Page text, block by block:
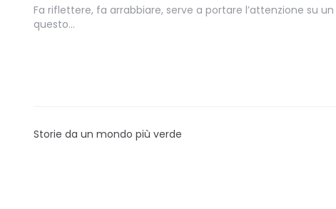
Fa riflettere, fa arrabbiare, serve a portare l’attenzione su
questo…
Storie da un mondo più verde